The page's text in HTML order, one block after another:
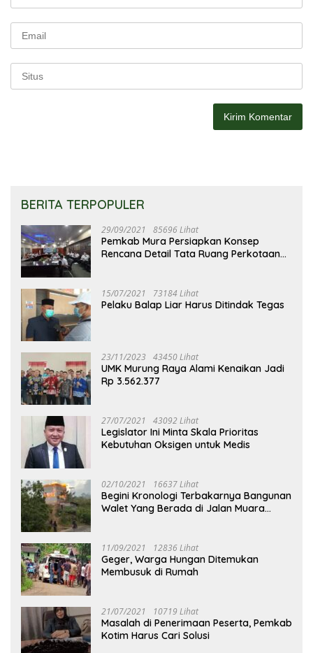
BERITA TERPOPULER
29/09/2021 85696 Lihat
Pemkab Mura Persiapkan Konsep
Rencana Detail Tata Ruang Perkotaan
15/07/2021 73184 Lihat
Pelaku Balap Liar Harus Ditindak Tegas
23/11/2023 43450 Lihat
UMK Murung Raya Alami Kenaikan Jadi
Rp 3.562.377
27/07/2021 43092 Lihat
Legislator Ini Minta Skala Prioritas
Kebutuhan Oksigen untuk Medis
02/10/2021 16637 Lihat
Begini Kronologi Terbakarnya Bangunan
Walet Yang Berada di Jalan Muara
11/09/2021 12836 Lihat
Geger, Warga Hungan Ditemukan
Membusuk di Rumah
21/07/2021 10719 Lihat
Masalah di Penerimaan Peserta, Pemkab
Kotim Harus Cari Solusi